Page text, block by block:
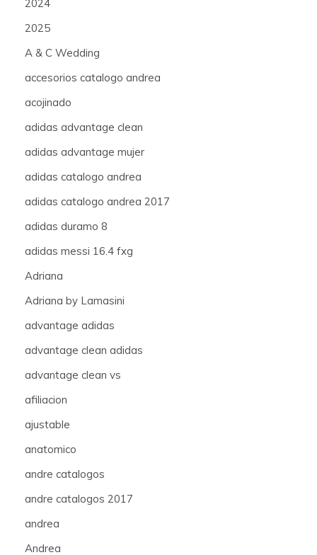
2024
2025
A & C Wedding
accesorios catalogo andrea
acojinado
adidas advantage clean
adidas advantage mujer
adidas catalogo andrea
adidas catalogo andrea 2017
adidas duramo 8
adidas messi 16.4 fxg
Adriana
Adriana by Lamasini
advantage adidas
advantage clean adidas
advantage clean vs
afiliacion
ajustable
anatomico
andre catalogos
andre catalogos 2017
andrea
Andrea